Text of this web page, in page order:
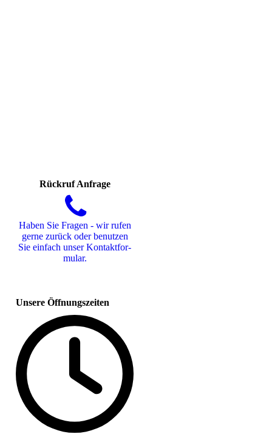
Rückruf Anfrage
Haben Sie Fragen - wir rufen
gerne zurück oder benutzen
Sie einfach unser Kon­takt­for­
mu­lar.
Unsere Öffnungszeiten